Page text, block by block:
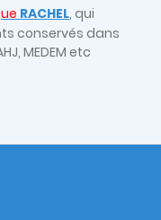
RACHEL, qui
conservés dans
MEDEM etc